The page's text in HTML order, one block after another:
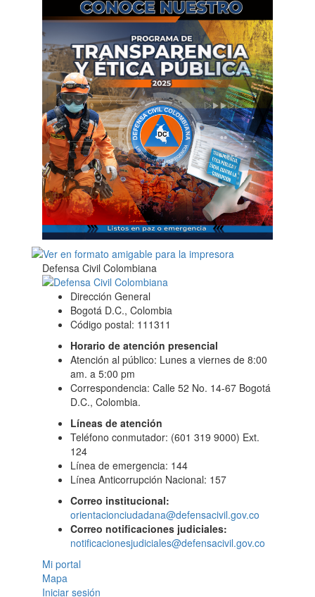
Defensa Civil Colombiana
Dirección General
Bogotá D.C., Colombia
Código postal: 111311
Horario de atención presencial
Atención al público: Lunes a viernes de 8:00
am. a 5:00 pm
Correspondencia: Calle 52 No. 14-67 Bogotá
D.C., Colombia.
Líneas de atención
Teléfono conmutador: (601 319 9000) Ext.
124
Línea de emergencia: 144
Línea Anticorrupción Nacional: 157
Correo institucional:
orientacionciudadana@defensacivil.gov.co
Correo notificaciones judiciales:
notificacionesjudiciales@defensacivil.gov.co
Mi portal
Mapa
Iniciar sesión